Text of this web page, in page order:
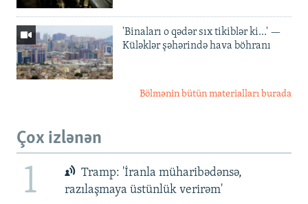
'Binaları o qədər sıx tikiblər ki...' —
Küləklər şəhərində hava böhranı
Bölmənin bütün materialları burada
Çox izlənən
1
Tramp: 'İranla müharibədənsə,
razılaşmaya üstünlük verirəm'